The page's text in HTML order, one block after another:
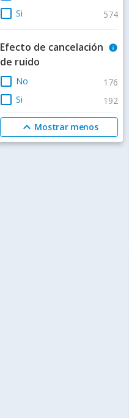
check_box_outline_blank Si 574
Efecto de cancelación
de ruido
info
check_box_outline_blank No 176
check_box_outline_blank Si 192
expand_less Mostrar menos